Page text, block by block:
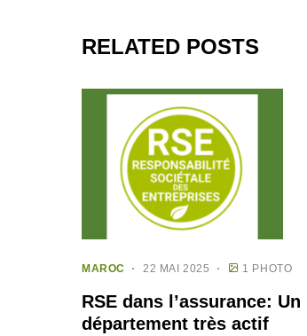
RELATED POSTS
MAROC 22 MAI 2025 1 PHOTO
RSE dans l’assurance: Un
département très actif